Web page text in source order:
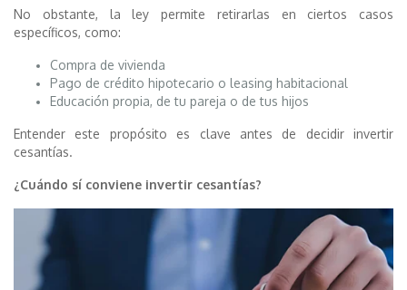
No obstante, la ley permite retirarlas en ciertos casos
específicos, como:
Compra de vivienda
Pago de crédito hipotecario o leasing habitacional
Educación propia, de tu pareja o de tus hijos
Entender este propósito es clave antes de decidir invertir
cesantías.
¿Cuándo sí conviene invertir cesantías?